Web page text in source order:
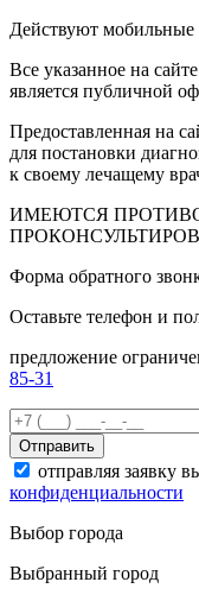
Действуют
Все указанное на
является публичной
Предоставленная на
для постановки
к своему лечащему
ИМЕЮТСЯ
Форма обратного
Оставьте телефон и
предложение
85-31
Отправить
отправляя заявку
конфиденциальности
Выбор города
Выбранный город